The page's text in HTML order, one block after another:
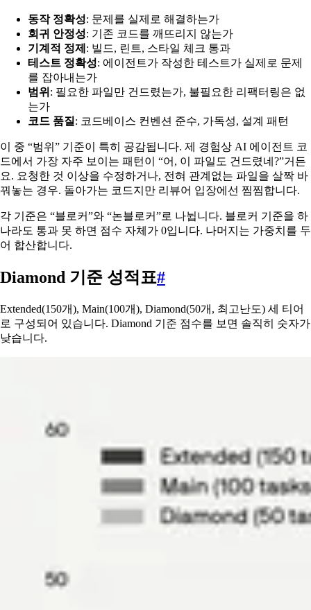
동작 정확성: 문제를 실제로 해결하는가
회귀 안정성: 기존 코드를 깨뜨리지 않는가
기계적 정제 : 빌드, 린트, 스타일 체크 통과
테스트 정확성: 에이전트가 작성한 테스트가 실제로 문제
를 잡아내는가
범위 : 필요한 파일만 건드렸는가, 불필요한 리팩터링은 없
는가
코드 품질 : 코드베이스 컨벤션 준수, 가독성, 설계 패턴
이 중 “범위” 기준이 특히 공감됩니다. 제 경험상 AI 에이전트 코
드에서 가장 자주 보이는 패턴이 “어, 이 파일도 건드렸네?”거든
요. 요청한 것 이상을 수정하거나, 전혀 관계없는 파일을 살짝 바
꿔놓는 경우. 돌아가는 코드지만 리뷰어 입장에선 찜찜합니다.
각 기준은 “블로커”와 “논블로커”로 나뉩니다. 블로커 기준을 하
나라도 통과 못 하면 점수 자체가 0입니다. 나머지는 가중치를 두
어 합산합니다.
Diamond 기준 성적표#
Extended(150개), Main(100개), Diamond(50개, 최고난도) 세 티어
로 구성되어 있습니다. Diamond 기준 점수를 보면 솔직히 숫자가
낮습니다.